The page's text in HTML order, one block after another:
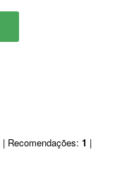
| Recomendações: 1 |